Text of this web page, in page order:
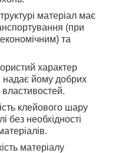
матеріал має
(при
та
характер
надає йому добрих
властивостей.
клейового шару
без необхідності
матеріалу